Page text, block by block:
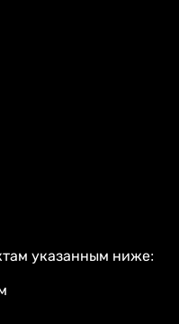
указанным ниже: